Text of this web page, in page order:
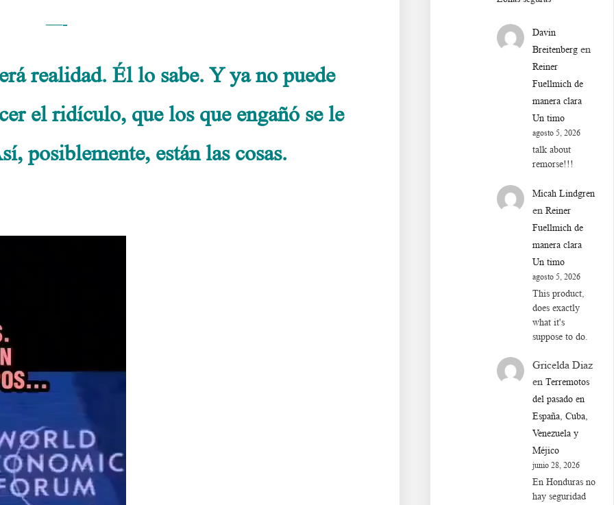
—-
realidad. Éllo sabe. Y ya no puede
el ridículo, que los que engañó se le
posiblemente, están las cosas.
Davin
Breitenberg en
Reiner
Fuellmich de
manera clara
Un timo
agosto 5, 2026
talk about
remorse!!!
Micah Lindgren
enReiner
Fuellmich de
manera clara
Un timo
agosto 5, 2026
This product,
does exactly
what it's
suppose to do.
Gricelda Diaz
enTerremotos
del pasado en
España, Cuba,
Venezuela y
Méjico
junio 28, 2026
En Honduras no
hay seguridad